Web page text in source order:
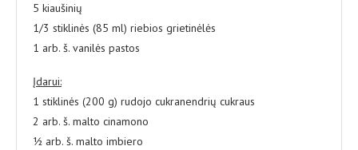
5 kiaušinių
1/3 stiklinės (85 ml) riebios grietinėlės
1 arb. š. vanilės pastos
Įdarui:
1 stiklinės (200 g) rudojo cukranendrių cukraus
2 arb. š. malto cinamono
½ arb. š. malto imbiero